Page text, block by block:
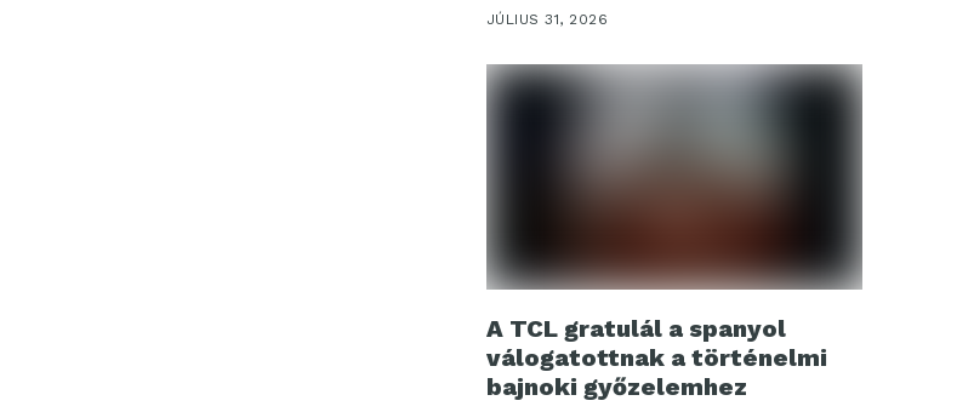
JÚLIUS 31, 2026
A TCL gratulál a spanyol
válogatottnak a történelmi
bajnoki győzelemhez